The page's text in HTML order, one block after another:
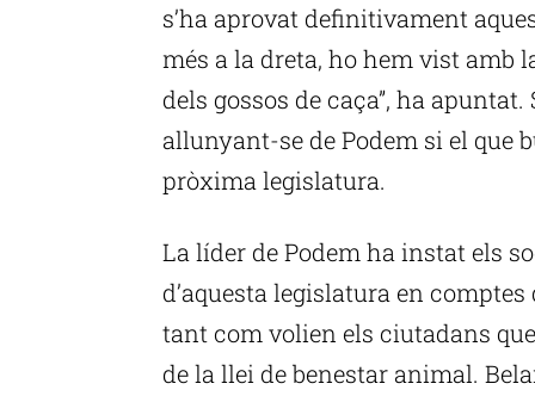
s’ha aprovat definitivament
més a la dreta, ho hem vist amb
dels gossos de caça”, ha apuntat.
allunyant-se de Podem si el que
pròxima legislatura.
La líder de Podem ha instat els
d’aquesta legislatura en comptes
tant com volien els ciutadans
de la llei de benestar animal.